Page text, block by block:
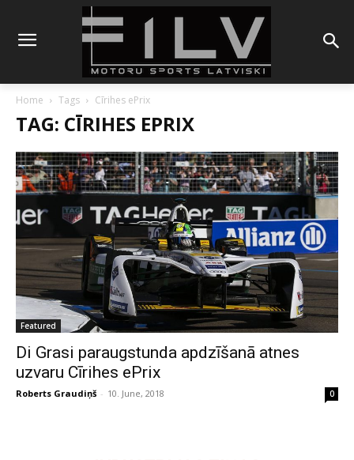
Home Tags Cīrihes ePrix
TAG: CĪRIHES EPRIX
Featured
Di Grasi paraugstunda apdzīšanā atnes
uzvaru Cīrihes ePrix
Roberts Graudiņš - 10. June, 2018 0